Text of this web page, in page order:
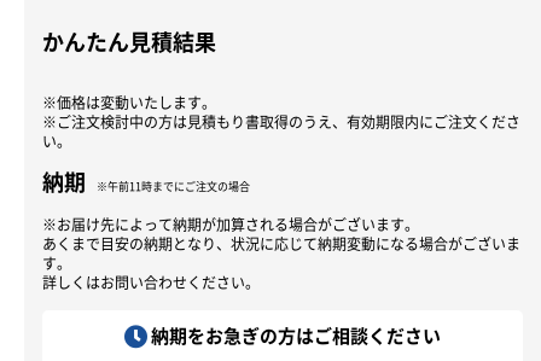
かんたん見積結果
※価格は変動いたします。
※ご注文検討中の方は見積もり書取得のうえ、有効期限内にご注文くださ
い。
納期 ※午前11時までにご注文の場合
※お届け先によって納期が加算される場合がございます。
あくまで目安の納期となり、状況に応じて納期変動になる場合がございま
す。
詳しくはお問い合わせください。
納期をお急ぎの方はご相談ください